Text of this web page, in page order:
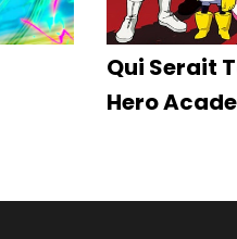
Qui Serait
Hero